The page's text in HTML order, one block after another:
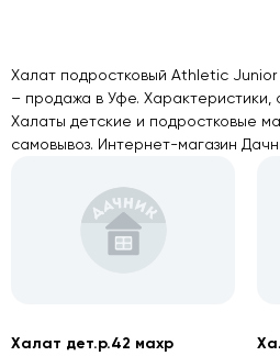
Халат подростковый Athletic Junior
– продажа в Уфе.
Халаты детские и подростковые
самовывоз. Интернет-магазин
Халат дет.р.42 махр